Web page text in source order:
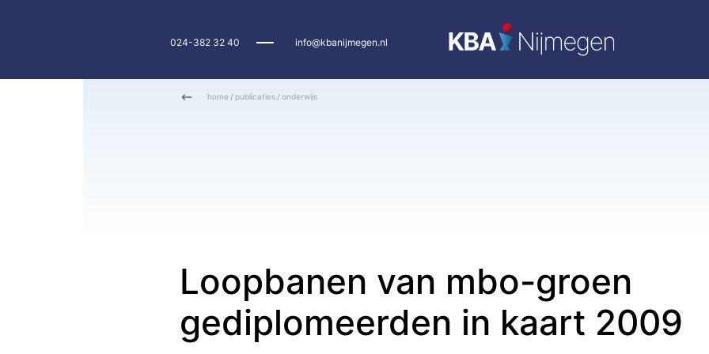
024-382 32 40 info@kbanijmegen.nl
home / publicaties/onderwijs
Loopbanen van mbo-groen
gediplomeerden in kaart 2009